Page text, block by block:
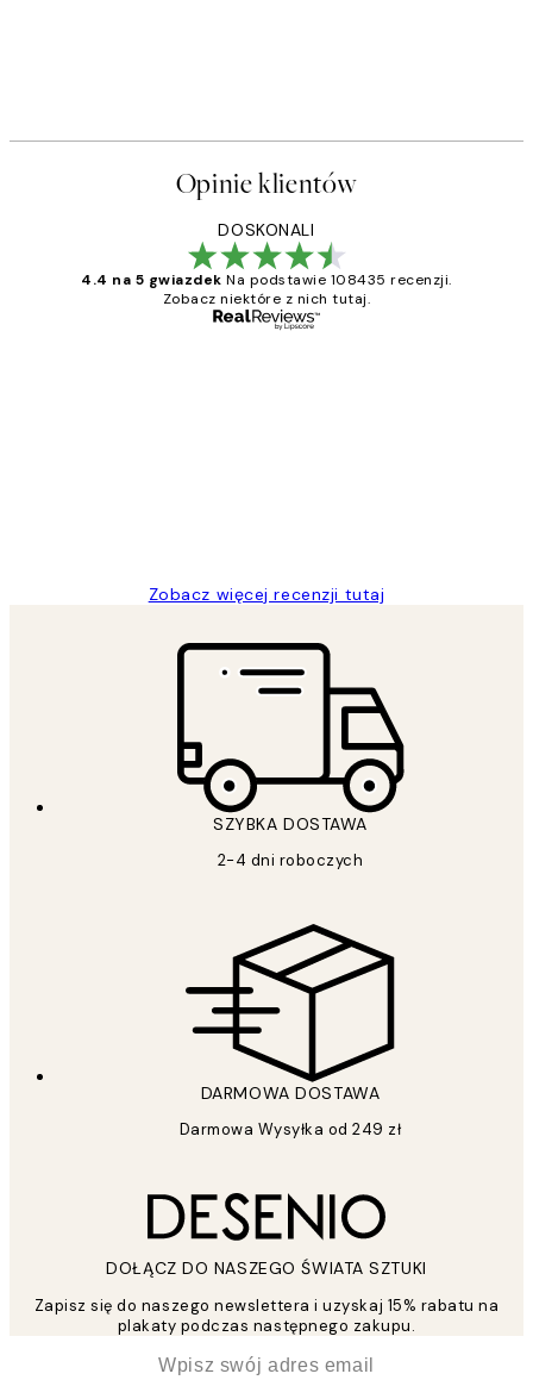
Opinie klientów
DOSKONALI
4.4 na 5 gwiazdek Na podstawie 108435 recenzji.
Zobacz niektóre z nich tutaj.
Zobacz więcej recenzji tutaj
SZYBKA DOSTAWA
2-4 dni roboczych
DARMOWA DOSTAWA
Darmowa Wysyłka od 249 zł
DOŁĄCZ DO NASZEGO ŚWIATA SZTUKI
Zapisz się do naszego newslettera i uzyskaj 15% rabatu na
plakaty podczas następnego zakupu.